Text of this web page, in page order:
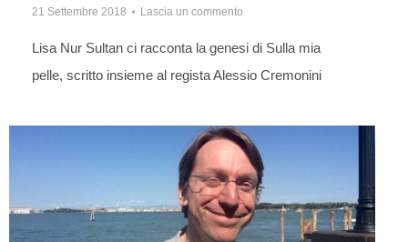
21 Settembre 2018 Lascia un commento
Lisa Nur Sultan ci racconta la genesi di Sulla mia
pelle, scritto insieme al regista Alessio Cremonini